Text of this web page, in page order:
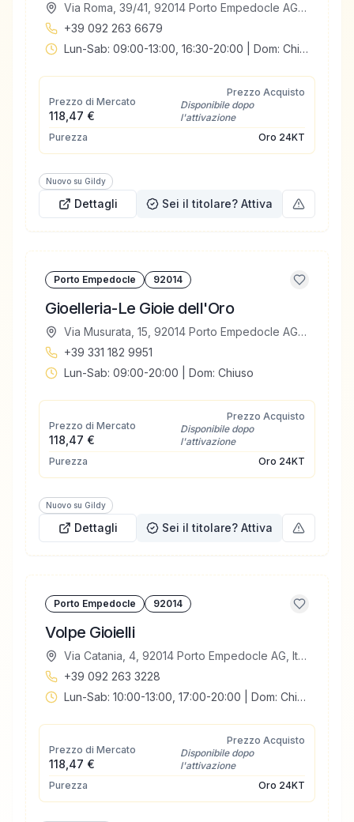
Via Roma, 39/41, 92014 Porto Empedocle AG, Italia
+39 092 263 6679
Lun-Sab: 09:00-13:00, 16:30-20:00 | Dom: Chiuso
Prezzo di Mercato
118,47 €
Prezzo Acquisto
Disponibile dopo
l'attivazione
Purezza
Oro 24KT
Nuovo su Gildy
Dettagli Sei il titolare? Attiva
Porto Empedocle 92014
Gioelleria-Le Gioie dell'Oro
Via Musurata, 15, 92014 Porto Empedocle AG, Italia
+39 331 182 9951
Lun-Sab: 09:00-20:00 | Dom: Chiuso
Prezzo di Mercato
118,47 €
Prezzo Acquisto
Disponibile dopo
l'attivazione
Purezza
Oro 24KT
Nuovo su Gildy
Dettagli Sei il titolare? Attiva
Porto Empedocle 92014
Volpe Gioielli
Via Catania, 4, 92014 Porto Empedocle AG, Italia
+39 092 263 3228
Lun-Sab: 10:00-13:00, 17:00-20:00 | Dom: Chiuso
Prezzo di Mercato
118,47 €
Prezzo Acquisto
Disponibile dopo
l'attivazione
Purezza
Oro 24KT